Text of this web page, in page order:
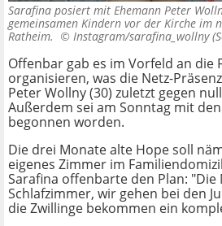
Sarafina posiert mit Ehemann Peter
gemeinsamen Kindern vor der Kirche im
Ratheim. © Instagram/sarafina_wollny
Offenbar gab es im Vorfeld an die
organisieren, was die Netz-
Peter Wollny (30) zuletzt gegen
Außerdem sei am Sonntag mit
begonnen worden.
Die drei Monate alte Hope soll
eigenes Zimmer im
Sarafina offenbarte den Plan:
Schlafzimmer, wir gehen bei den
die Zwillinge bekommen ein